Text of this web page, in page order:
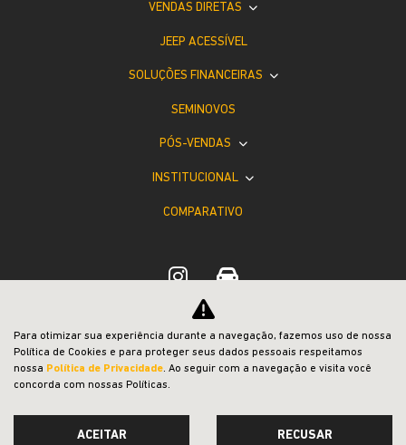
VENDAS DIRETAS
JEEP ACESSÍVEL
SOLUÇÕES FINANCEIRAS
SEMINOVOS
PÓS-VENDAS
INSTITUCIONAL
COMPARATIVO
Desacelere. Seu bem maior é a vida.
Para otimizar sua experiência durante a navegação, fazemos uso de nossa
Política de Cookies e para proteger seus dados pessoais respeitamos
nossa Política de Privacidade. Ao seguir com a navegação e visita você
concorda com nossas Políticas.
ACEITAR RECUSAR